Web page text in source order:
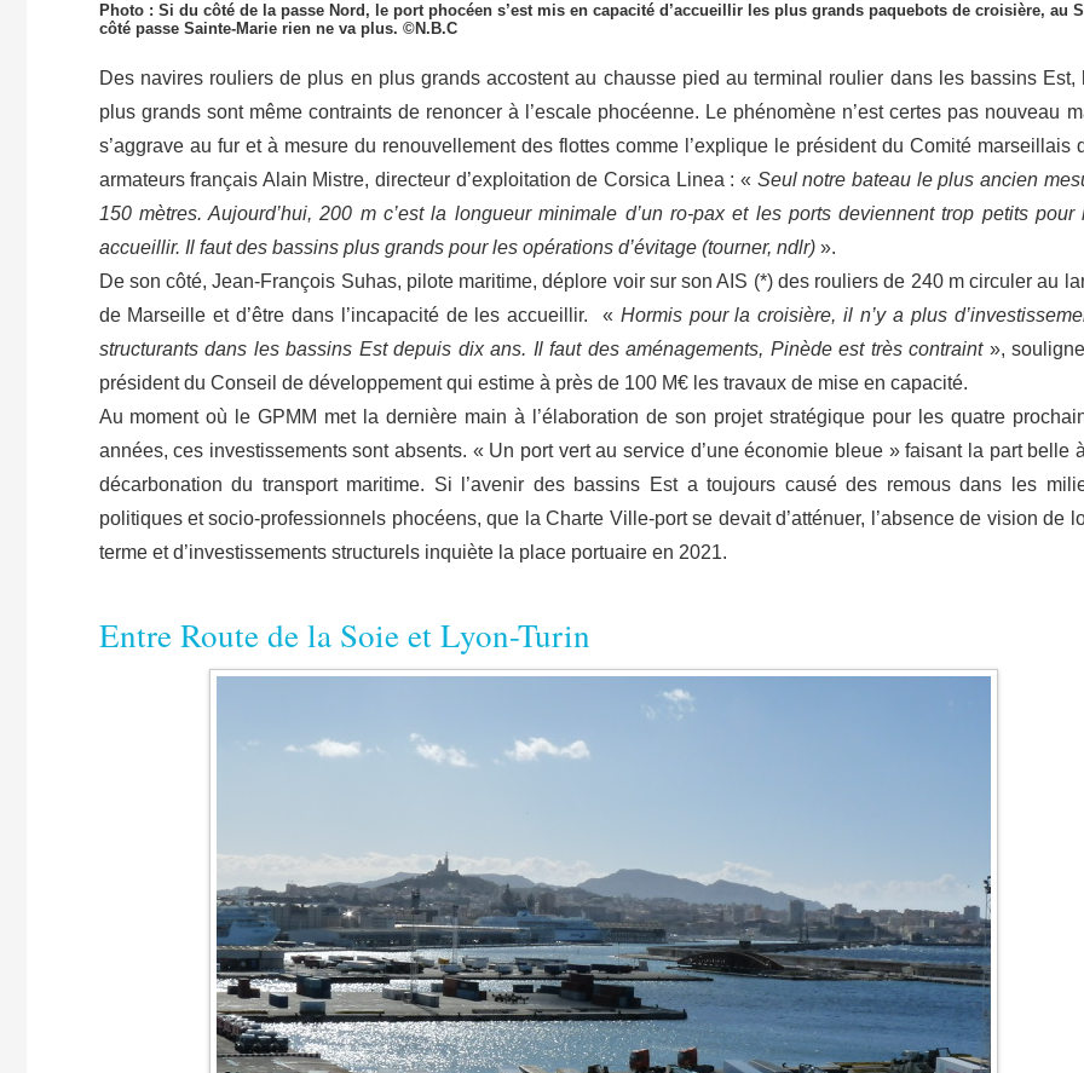
Photo : Si du côté de la passe Nord, le port phocéen s’est mis en capacité d’accueillir les plus grands paquebots de croisière, au
côté passe Sainte-Marie rien ne va plus. ©N.B.C
Des navires rouliers de plus en plus grands accostent au chausse pied au terminal roulier dans les bassins Est,
plus grands sont même contraints de renoncer à l’escale phocéenne. Le phénomène n’est certes pas nouveau
s’aggrave au fur et à mesure du renouvellement des flottes comme l’explique le président du Comité marseillais
armateurs français Alain Mistre, directeur d’exploitation de Corsica Linea : « Seul notre bateau le plus ancien
150 mètres. Aujourd’hui, 200 m c’est la longueur minimale d’un ro-pax et les ports deviennent trop petits pour
accueillir. Il faut des bassins plus grands pour les opérations d’évitage (tourner, ndlr)».
De son côté, Jean-François Suhas, pilote maritime, déplore voir sur son AIS (*) des rouliers de 240 m circuler au
de Marseille et d’être dans l’incapacité de les accueillir. « Hormis pour la croisière, il n’y a plus
structurants dans les bassins Est depuis dix ans. Il faut des aménagements, Pinède est très contraint »,
président du Conseil de développement qui estime à près de 100 M€ les travaux de mise en capacité.
Au moment où le GPMM met la dernière main à l’élaboration de son projet stratégique pour les quatre
années, ces investissements sont absents. « Un port vert au service d’une économie bleue » faisant la part belle
décarbonation du transport maritime. Si l’avenir des bassins Est a toujours causé des remous dans les
politiques et socio-professionnels phocéens, que la Charte Ville-port se devait d’atténuer, l’absence de vision de
terme et d’investissements structurels inquiète la place portuaire en 2021.
​Entre Route de la Soie et Lyon-Turin